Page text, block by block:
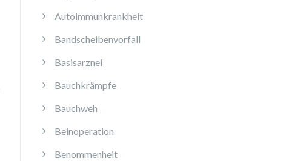
Autoimmunkrankheit
Bandscheibenvorfall
Basisarznei
Bauchkrämpfe
Bauchweh
Beinoperation
Benommenheit